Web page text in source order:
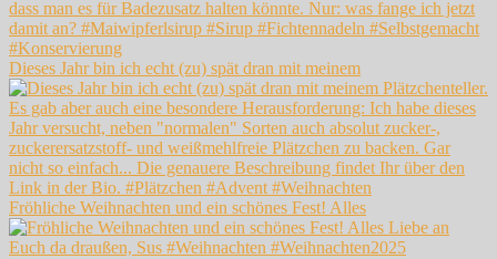
Dieses Jahr bin ich echt (zu) spät dran mit meinem
Fröhliche Weihnachten und ein schönes Fest! Alles